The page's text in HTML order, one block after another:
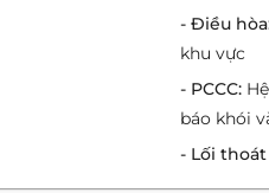
- Điều
khu vực
- PCCC:
báo khói
- Lối